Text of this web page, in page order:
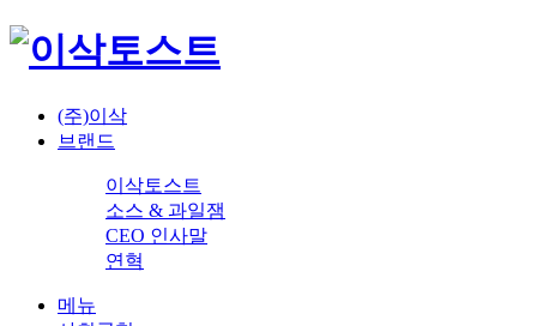
(주)이삭
브랜드
이삭토스트
소스 & 과일잼
CEO 인사말
연혁
메뉴